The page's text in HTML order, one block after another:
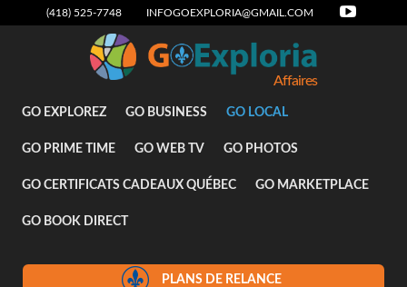
(418) 525-7748 INFOGOEXPLORIA@GMAIL.COM
Affaires
GO EXPLOREZ GO BUSINESS GO LOCAL
GO PRIME TIME GO WEB TV GO PHOTOS
GO CERTIFICATS CADEAUX QUÉBEC GO MARKETPLACE
GO BOOK DIRECT
PLANS DE RELANCE